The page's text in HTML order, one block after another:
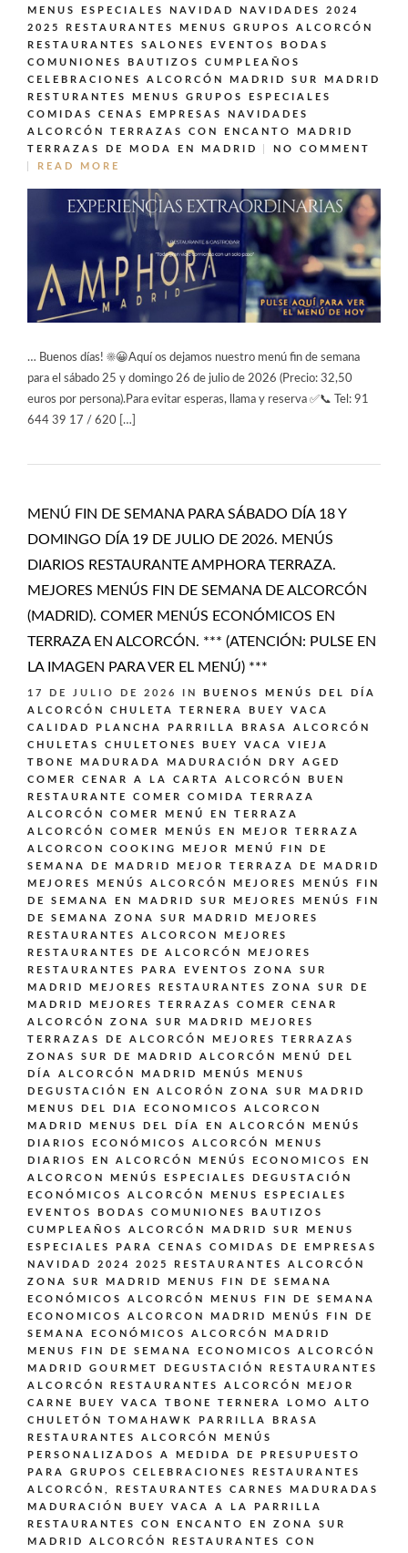
MENUS ESPECIALES NAVIDAD NAVIDADES 2024
2025
RESTAURANTES MENUS GRUPOS ALCORCÓN
RESTAURANTES SALONES EVENTOS BODAS
COMUNIONES BAUTIZOS CUMPLEAÑOS
CELEBRACIONES ALCORCÓN MADRID SUR MADRID
RESTURANTES MENUS GRUPOS ESPECIALES
COMIDAS CENAS EMPRESAS NAVIDADES
ALCORCÓN
TERRAZAS CON ENCANTO MADRID
TERRAZAS DE MODA EN MADRID
NO COMMENT
READ MORE
… Buenos días! ☀️😀Aquí os dejamos nuestro menú fin de semana
para el sábado 25 y domingo 26 de julio de 2026 (Precio: 32,50
euros por persona).Para evitar esperas, llama y reserva ✅📞 Tel: 91
644 39 17 / 620 […]
MENÚ FIN DE SEMANA PARA SÁBADO DÍA 18 Y
DOMINGO DÍA 19 DE JULIO DE 2026. MENÚS
DIARIOS RESTAURANTE AMPHORA TERRAZA.
MEJORES MENÚS FIN DE SEMANA DE ALCORCÓN
(MADRID). COMER MENÚS ECONÓMICOS EN
TERRAZA EN ALCORCÓN. *** (ATENCIÓN: PULSE EN
LA IMAGEN PARA VER EL MENÚ) ***
17 DE JULIO DE 2026 IN
BUENOS MENÚS DEL DÍA
ALCORCÓN
CHULETA TERNERA BUEY VACA
CALIDAD PLANCHA PARRILLA BRASA ALCORCÓN
CHULETAS CHULETONES BUEY VACA VIEJA
TBONE MADURADA MADURACIÓN DRY AGED
COMER CENAR A LA CARTA ALCORCÓN BUEN
RESTAURANTE
COMER COMIDA TERRAZA
ALCORCÓN
COMER MENÚ EN TERRAZA
ALCORCÓN
COMER MENÚS EN MEJOR TERRAZA
ALCORCON
COOKING
MEJOR MENÚ FIN DE
SEMANA DE MADRID
MEJOR TERRAZA DE MADRID
MEJORES MENÚS ALCORCÓN
MEJORES MENÚS FIN
DE SEMANA EN MADRID SUR
MEJORES MENÚS FIN
DE SEMANA ZONA SUR MADRID
MEJORES
RESTAURANTES ALCORCON
MEJORES
RESTAURANTES DE ALCORCÓN
MEJORES
RESTAURANTES PARA EVENTOS ZONA SUR
MADRID
MEJORES RESTAURANTES ZONA SUR DE
MADRID
MEJORES TERRAZAS COMER CENAR
ALCORCÓN ZONA SUR MADRID
MEJORES
TERRAZAS DE ALCORCÓN
MEJORES TERRAZAS
ZONAS SUR DE MADRID ALCORCÓN
MENÚ DEL
DÍA ALCORCÓN MADRID
MENÚS
MENUS
DEGUSTACIÓN EN ALCORÓN ZONA SUR MADRID
MENUS DEL DIA ECONOMICOS ALCORCON
MADRID
MENUS DEL DÍA EN ALCORCÓN
MENÚS
DIARIOS ECONÓMICOS ALCORCÓN
MENUS
DIARIOS EN ALCORCÓN
MENÚS ECONOMICOS EN
ALCORCON
MENÚS ESPECIALES DEGUSTACIÓN
ECONÓMICOS ALCORCÓN
MENUS ESPECIALES
EVENTOS BODAS COMUNIONES BAUTIZOS
CUMPLEAÑOS ALCORCÓN MADRID SUR
MENUS
ESPECIALES PARA CENAS COMIDAS DE EMPRESAS
NAVIDAD 2024 2025 RESTAURANTES ALCORCÓN
ZONA SUR MADRID
MENUS FIN DE SEMANA
ECONÓMICOS ALCORCÓN
MENUS FIN DE SEMANA
ECONOMICOS ALCORCON MADRID
MENÚS FIN DE
SEMANA ECONÓMICOS ALCORCÓN MADRID
MENUS FIN DE SEMANA ECONOMICOS ALCORCÓN
MADRID GOURMET DEGUSTACIÓN
RESTAURANTES
ALCORCÓN
RESTAURANTES ALCORCÓN MEJOR
CARNE BUEY VACA TBONE TERNERA LOMO ALTO
CHULETÓN TOMAHAWK PARRILLA BRASA
RESTAURANTES ALCORCÓN MENÚS
PERSONALIZADOS A MEDIDA DE PRESUPUESTO
PARA GRUPOS CELEBRACIONES
RESTAURANTES
ALCORCÓN,
RESTAURANTES CARNES MADURADAS
MADURACIÓN BUEY VACA A LA PARRILLA
RESTAURANTES CON ENCANTO EN ZONA SUR
MADRID ALCORCÓN
RESTAURANTES CON